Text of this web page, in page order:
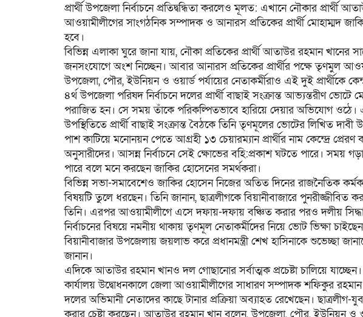
প্রার্থী উপজেলা নির্বাচনে প্রতিদ্বন্ধিতা করলেও মূলত: এখানে নৌকার প্রার্থী
আওয়ামীলীগের সাংগঠনিক সম্পাদক ও আনারস প্রতিকের প্রার্থী মোহাম্মদ জাকির
হবে।
বিভিন্ন এলাকা ঘুরে জানা যায়, নৌকা প্রতিকের প্রার্থী আতাউর রহমান খানের
জনসংযোগে অংশ নিচ্ছেন। আবার আনারস প্রতিকের প্রার্থীর পক্ষে তৃণমুল
উপজেলা, পৌর, ইউনিয়ন ও ওয়ার্ড পর্যায়ের নেতাকর্মীরাও এই দুই প্রার্থীকে
৪র্থ উপজেলা পরিষদ নির্বাচনে দলের প্রার্থী বাছাই সংক্রান্ত আভ্যন্তরীণ
পরাজিত হন। সে সময় তাঁকে পরিকল্পিতভাবে হারিয়ে দেয়ার অভিযোগ
উপস্থিতিতে প্রার্থী বাছাই সংক্রান্ত বৈঠকে তিনি তৃণমূলের ভোটের লিখিত দাবী
পাশ কাটিয়ে মনোনয়ন পেতে আগ্রহী ১৩ চেয়ারম্যান প্রার্থীর নাম কেন্দ্রে
অনুসারীদের। আসন্ন নির্বাচনে সেই ক্ষোভের বহি:প্রকাশ ঘটতে পারে। সময়
পারে বলে মনে করছেন জাকির হোসেনের সমর্থকরা।
বিভিন্ন সভা-সমাবেশেও জাকির হোসেন নিজের অতিত দিনের রাজনৈতিক
বিষয়টি তুলে ধরছেন। তিনি জানান, ছাত্রলীগকে বিয়ানীবাজারে
তিনি। এরপর আওয়ামীলীগে এসে দফায়-দফায় বঞ্চিত করার পরও দলীয়
নির্বাচনের বিষয়ে নমনীয় থাকায় তৃণমূল নেতাকর্মীদের নিয়ে ভোট ভিক্ষা
বিয়ানীবাজার উপজেলায় জয়লাভ করে প্রধানমন্ত্রী শেখ হাসিনাকে শুভেচ্ছা
জানান।
এদিকে আতাউর রহমান খানও দল গোছানোর সর্বাত্মক প্রচেষ্টা চালিয়ে
কার্যালয় উদ্বোধনকালে জেলা আওয়ামীলীগের সাধারণ সম্পাদক শফিকুর
দলের অভিমানী নেতাদের কাছে টানার প্রক্রিয়া অব্যাহত রেখেছেন।
করার চেষ্টা করছেন। আতাউর রহমান খান বলেন, উপজেলা, পৌর, ইউনিয়ন ও